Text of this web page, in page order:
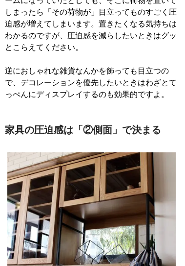
しまったら「その荷物が」目立ってものすごく圧
迫感が増えてしまいます。置きたくなる気持ちは
わかるのですが、圧迫感を減らしたいときはグッ
とこらえてください。
逆におしゃれな雑貨なんかを飾っても目立つの
で、デコレーションを優先したいときはわざとて
っぺんにディスプレイするのも効果的ですよ。
家具の圧迫感は「②側面」で決まる